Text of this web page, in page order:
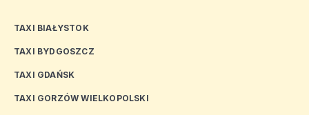
TAXI BIAŁYSTOK
TAXI BYDGOSZCZ
TAXI GDAŃSK
TAXI GORZÓW WIELKOPOLSKI